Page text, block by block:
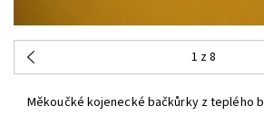
1 z 8
Měkoučké kojenecké bačkůrky z teplého